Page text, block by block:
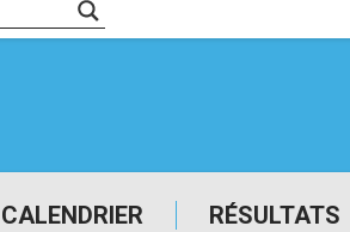
CALENDRIER RÉSULTATS